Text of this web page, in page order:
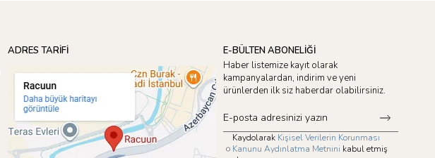
ADRES TARİFİ
E-BÜLTEN ABONELİĞİ
Haber listemize kayıt olarak
kampanyalardan, indirim ve yeni
ürünlerden ilk siz haberdar olabilirsiniz.
Kaydolarak Kişisel Verilerin Korunması
Kanunu Aydınlatma Metnini kabul etmiş